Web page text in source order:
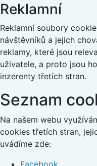
Reklamní
Reklamní soubory
návštěvníků a jejich
reklamy, které jsou
uživatele, a proto jsou
inzerenty třetích stran.
Seznam
Na našem webu
cookies třetích stran,
uvádíme zde: